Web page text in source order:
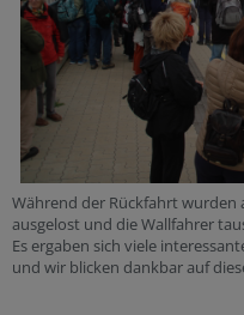
Während der Rückfahrt wurden
ausgelost und die Wallfahrer
Es ergaben sich viele
und wir blicken dankbar auf